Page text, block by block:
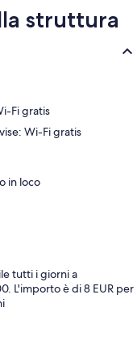
struttura
Fi gratis
Wi-Fi gratis
in loco
tutti i giorni a
L'importo è di 8 EUR per